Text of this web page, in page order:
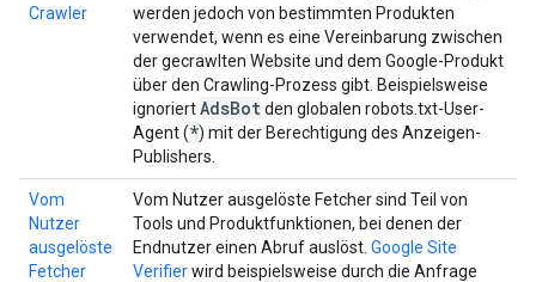
Crawler
werden jedoch von bestimmten Produkten
verwendet, wenn es eine Vereinbarung zwischen
der gecrawlten Website und dem Google-Produkt
über den Crawling-Prozess gibt. Beispielsweise
ignoriertAdsBotden globalen robots.txt-User-
Agent (*) mit der Berechtigung des Anzeigen-
Publishers.
Vom
Nutzer
ausgelöste
Fetcher
Vom Nutzer ausgelöste Fetcher sind Teil von
Tools und Produktfunktionen, bei denen der
Endnutzer einen Abruf auslöst. Google Site
Verifierwird beispielsweise durch die Anfrage